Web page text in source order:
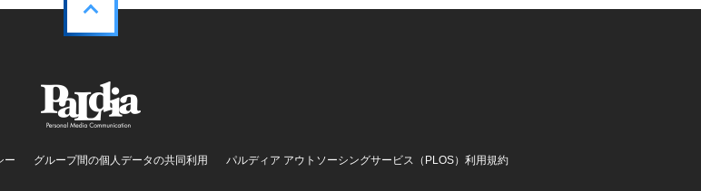
ー グループ間の個人データの共同利用 パルディア アウトソーシングサービス（PLOS）利用規約